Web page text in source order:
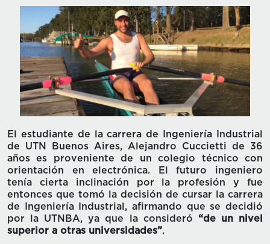
El estudiante de la carrera de Ingeniería Industrial
de UTN Buenos Aires, Alejandro Cuccietti de 36
años es proveniente de un colegio técnico con
orientación en electrónica. El futuro ingeniero
tenía cierta inclinación por la profesión y fue
entonces que tomó la decisión de cursar la carrera
de Ingeniería Industrial, afirmando que se decidió
por la UTNBA, ya que la consideró “de un nivel
superior a otras universidades”.